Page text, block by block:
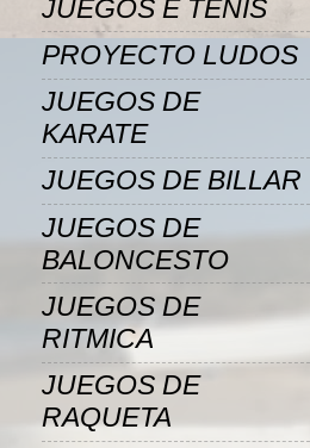
JUEGOS E TENIS
PROYECTO LUDOS
JUEGOS DE
KARATE
JUEGOS DE BILLAR
JUEGOS DE
BALONCESTO
JUEGOS DE
RITMICA
JUEGOS DE
RAQUETA